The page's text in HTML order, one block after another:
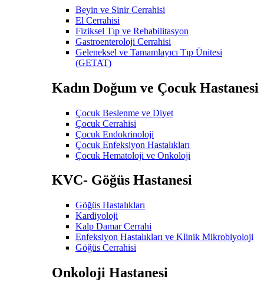
Beyin ve Sinir Cerrahisi
El Cerrahisi
Fiziksel Tıp ve Rehabilitasyon
Gastroenteroloji Cerrahisi
Geleneksel ve Tamamlayıcı Tıp Ünitesi
(GETAT)
Kadın Doğum ve Çocuk Hastanesi
Çocuk Beslenme ve Diyet
Çocuk Cerrahisi
Çocuk Endokrinoloji
Çocuk Enfeksiyon Hastalıkları
Çocuk Hematoloji ve Onkoloji
KVC- Göğüs Hastanesi
Göğüs Hastalıkları
Kardiyoloji
Kalp Damar Cerrahi
Enfeksiyon Hastalıkları ve Klinik Mikrobiyoloji
Göğüs Cerrahisi
Onkoloji Hastanesi